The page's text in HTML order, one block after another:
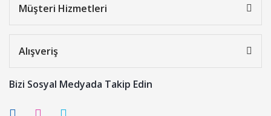
Müşteri Hizmetleri
Alışveriş
Bizi Sosyal Medyada Takip Edin